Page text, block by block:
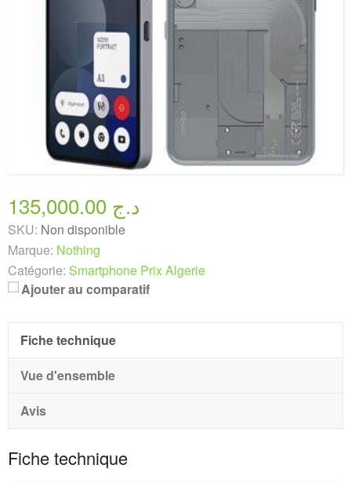
135,000.00 د.ج
SKU: Non disponible
Marque: Nothing
Catégorie: Smartphone Prix Algerie
Ajouter au comparatif
Fiche technique
Vue d'ensemble
Avis
Fiche technique